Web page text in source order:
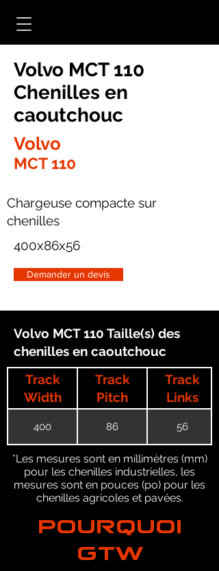
Volvo MCT 110
Chenilles en
caoutchouc
Volvo
MCT 110
Chargeuse compacte sur
chenilles
400x86x56
Demander un devis
Volvo MCT 110 Taille(s) des
chenilles en caoutchouc
Track
Width
Track
Pitch
Track
Links
400 86 56
*Les mesures sont en millimètres (mm)
pour les chenilles industrielles, les
mesures sont en pouces (po) pour les
chenilles agricoles et pavées.
POURQUOI
GTW